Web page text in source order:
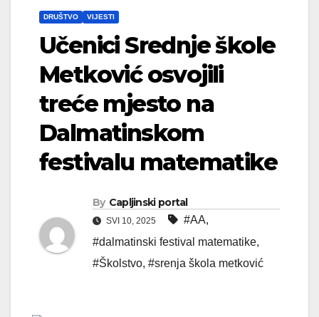
DRUŠTVO VIJESTI
Učenici Srednje škole
Metković osvojili
treće mjesto na
Dalmatinskom
festivalu matematike
By Capljinski portal
SVI 10, 2025 #AA,
#dalmatinski festival matematike,
#Školstvo, #srenja škola metković